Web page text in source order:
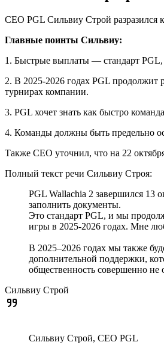
СЕО PGL Сильвиу Строй разразился
Главные поинты Сильвиу:
1. Быстрые выплаты — стандарт PGL,
2. В 2025-2026 годах PGL продолжит
турнирах компании.
3. PGL хочет знать как быстро
4. Команды должны быть предельно
Также СЕО уточнил, что на 22
Полный текст речи Сильвиу Строя:
PGL Wallachia 2 завершился 13
заполнить документы.
Это стандарт PGL, и мы
игры в 2025-2026 годах. Мне
В 2025–2026 годах мы также
дополнительной поддержки,
общественность совершенно не
Сильвиу Строй
Сильвиу Строй, CEO PGL